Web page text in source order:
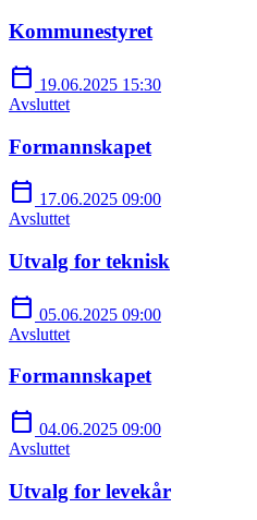
Kommunestyret
calendar_today 19.06.2025 15:30
Avsluttet
Formannskapet
calendar_today 17.06.2025 09:00
Avsluttet
Utvalg for teknisk
calendar_today 05.06.2025 09:00
Avsluttet
Formannskapet
calendar_today 04.06.2025 09:00
Avsluttet
Utvalg for levekår